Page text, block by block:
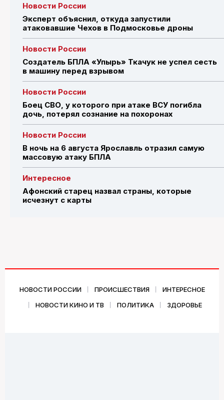
Новости России
Эксперт объяснил, откуда запустили
атаковавшие Чехов в Подмосковье дроны
Новости России
Создатель БПЛА «Упырь» Ткачук не успел сесть
в машину перед взрывом
Новости России
Боец СВО, у которого при атаке ВСУ погибла
дочь, потерял сознание на похоронах
Новости России
В ночь на 6 августа Ярославль отразил самую
массовую атаку БПЛА
Интересное
Афонский старец назвал страны, которые
исчезнут с карты
НОВОСТИ РОССИИ ПРОИСШЕСТВИЯ
ИНТЕРЕСНОЕ
НОВОСТИ КИНО И ТВ
ПОЛИТИКА ЗДОРОВЬЕ